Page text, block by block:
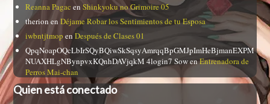
Reanna Pagac enShinkyoku no Grimoire 05
therion enDéjame Robar los Sentimientos de tu Esposa
iwbntjtmop enDespués de Clases 01
QpqNoapOQcLbIrSQyBQiwSkSqsyAmrqqBpGMJpImHeBjmanEXPM
NUAXHLgNBynpvxKQnhDAVjqkM 4login7 SowenEntrenadora de
Perros Mai-chan
Quien está conectado